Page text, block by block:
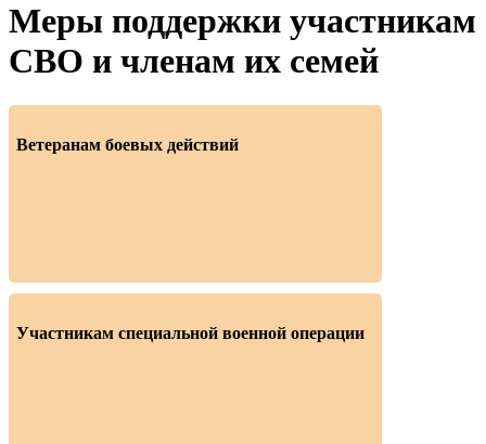
Меры поддержки участникам
СВО и членам их семей
Ветеранам боевых действий
Участникам специальной военной операции